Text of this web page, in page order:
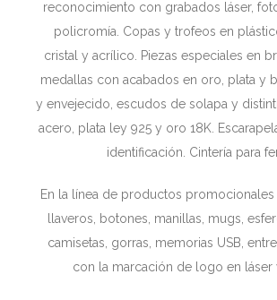
reconocimiento con grabados láser,
policromía. Copas y trofeos en
cristal y acrílico. Piezas especiales en
medallas con acabados en oro, plata y
y envejecido, escudos de solapa y
acero, plata ley 925 y oro 18K.
identificación. Cintería para
En la línea de productos
llaveros, botones, manillas, mugs,
camisetas, gorras, memorias USB,
con la marcación de logo en láser